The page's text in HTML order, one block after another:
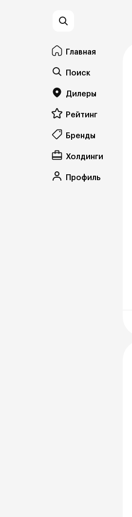
Главная
Поиск
Дилеры
Рейтинг
Бренды
Холдинги
Профиль